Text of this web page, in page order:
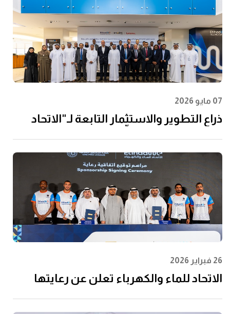
07 مايو 2026
ذراع التطوير والاستثمار التابعة لـ"الاتحاد
الفجيرة للتحلية سعة 60 مليون جالون يوميًا
26 فبراير 2026
الاتحاد للماء والكهرباء تعلن عن رعايتها